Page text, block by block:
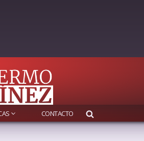
CONTACTO